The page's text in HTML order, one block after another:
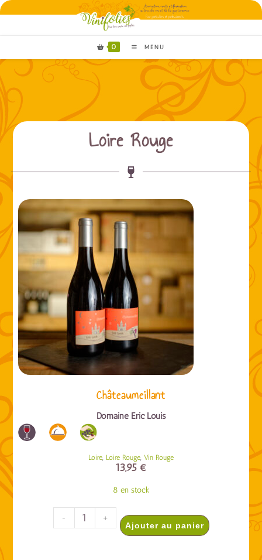
0 MENU
Loire Rouge
Châteaumeillant
Domaine Eric Louis
Loire, Loire Rouge, Vin Rouge
13,95 €
8 en stock
- +
Ajouter au panier